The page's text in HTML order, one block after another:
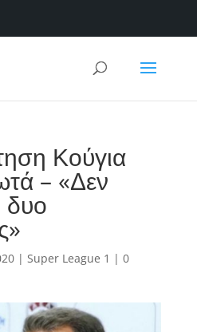
Κούγια
– «Δεν
δυο
| Super League 1 | 0